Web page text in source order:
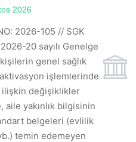
2026
2026-105 // SGK
20 sayılı Genelge
genel sağlık
işlemlerinde
değişiklikler
aile yakınlık bilgisinin
belgeleri (evlilik
temin edemeyen